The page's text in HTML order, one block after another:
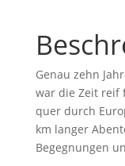
Genau zehn
war die Zeit reif
quer durch
km langer
Begegnungen